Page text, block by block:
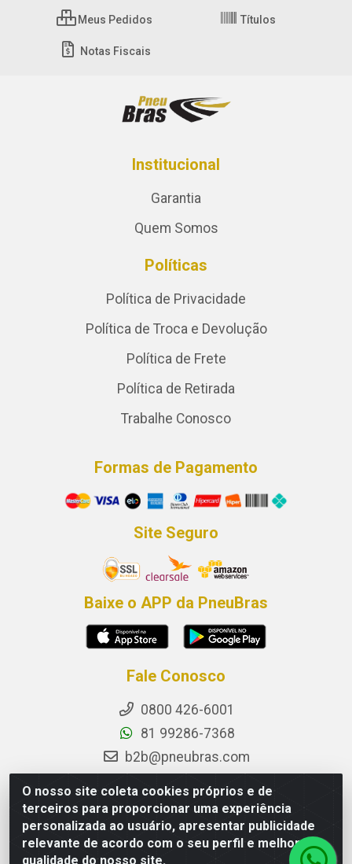
O nosso site coleta cookies próprios e de
terceiros para proporcionar uma experiência
personalizada ao usuário, apresentar publicidade
relevante de acordo com o seu perfil e melhorar a
qualidade do nosso site.
Meus Pedidos Títulos
Notas Fiscais
Institucional
Garantia
Quem Somos
Políticas
Política de Privacidade
Política de Troca e Devolução
Política de Frete
Política de Retirada
Trabalhe Conosco
Formas de Pagamento
Site Seguro
Baixe o APP da PneuBras
Fale Conosco
0800 426-6001
81 99286-7368
b2b@pneubras.com
Instagram
Facebook
Privacidade e Dados (DPO):